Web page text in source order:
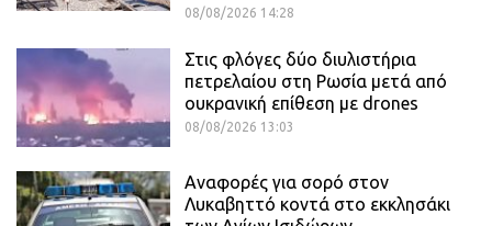
08/08/2026 14:28
Στις φλόγες δύο διυλιστήρια
πετρελαίου στη Ρωσία μετά από
ουκρανική επίθεση με drones
08/08/2026 13:03
Αναφορές για σορό στον
Λυκαβηττό κοντά στο εκκλησάκι